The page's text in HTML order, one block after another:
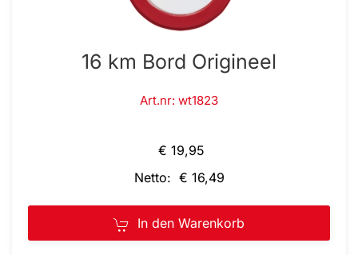
16 km Bord Origineel
Art.nr: wt1823
€ 19,95
Netto: € 16,49
In den Warenkorb